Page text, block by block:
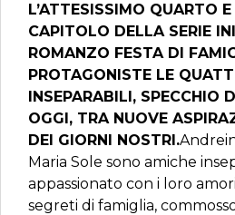
L’ATTESISSIMO QUARTO
CAPITOLO DELLA SERIE
ROMANZO FESTA DI
PROTAGONISTE LE
INSEPARABILI, SPECCHIO
OGGI, TRA NUOVE
DEI GIORNI NOSTRI.
Maria Sole sono amiche
appassionato con i loro
segreti di famiglia,